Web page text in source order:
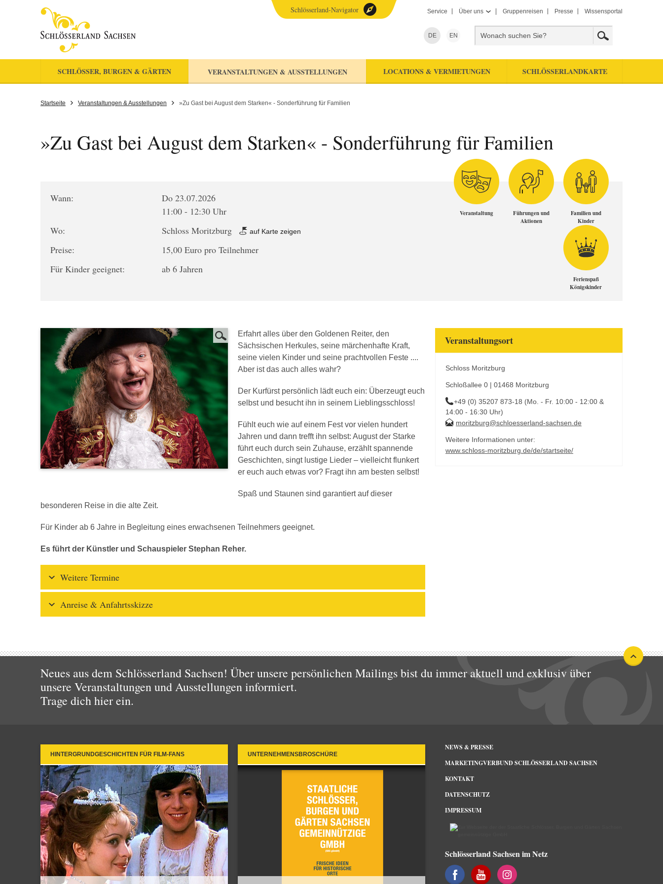
Service Über uns Gruppenreisen Presse Wissensportal
DE EN
SCHLÖSSER, BURGEN & GÄRTEN VERANSTALTUNGEN & AUSSTELLUNGEN LOCATIONS & VERMIETUNGEN SCHLÖSSERLANDKARTE
Schlösserland-Navigator
Startseite Veranstaltungen & Ausstellungen »Zu Gast bei August dem Starken« - Sonderführung für Familien
»Zu Gast bei August dem Starken« - Sonderführung für Familien
Wann:
Do 23.07.2026
11:00 - 12:30 Uhr
Wo:
Schloss Moritzburg auf Karte zeigen
Preise:
15,00 Euro pro Teilnehmer
Für Kinder geeignet:
ab 6 Jahren
Veranstaltung
Führungen und
Aktionen
Familien und
Kinder
Ferienspaß
Königskinder
Erfahrt alles über den Goldenen Reiter, den
Sächsischen Herkules, seine märchenhafte Kraft,
seine vielen Kinder und seine prachtvollen Feste ....
Aber ist das auch alles wahr?
Der Kurfürst persönlich lädt euch ein: Überzeugt euch
selbst und besucht ihn in seinem Lieblingsschloss!
Fühlt euch wie auf einem Fest vor vielen hundert
Jahren und dann trefft ihn selbst: August der Starke
führt euch durch sein Zuhause, erzählt spannende
Geschichten, singt lustige Lieder – vielleicht flunkert
er euch auch etwas vor? Fragt ihn am besten selbst!
Spaß und Staunen sind garantiert auf dieser
besonderen Reise in die alte Zeit.
Für Kinder ab 6 Jahre in Begleitung eines erwachsenen Teilnehmers geeignet.
Es führt der Künstler und Schauspieler Stephan Reher.
Weitere Termine
Anreise & Anfahrtsskizze
Veranstaltungsort
Schloss Moritzburg
Schloßallee 0 | 01468 Moritzburg
+49 (0) 35207 873-18 (Mo. - Fr. 10:00 - 12:00 &
14:00 - 16:30 Uhr)
moritzburg@schloesserland-sachsen.de
Weitere Informationen unter:
www.schloss-moritzburg.de/de/startseite/
Neues aus dem Schlösserland Sachsen! Über unsere persönlichen Mailings bist du immer aktuell und exklusiv über
unsere Veranstaltungen und Ausstellungen informiert.
Trage dich hier ein.
HINTERGRUNDGESCHICHTEN FÜR FILM-FANS UNTERNEHMENSBROSCHÜRE
NEWS & PRESSE
MARKETINGVERBUND SCHLÖSSERLAND SACHSEN
KONTAKT
DATENSCHUTZ
IMPRESSUM
Schlösserland Sachsen im Netz